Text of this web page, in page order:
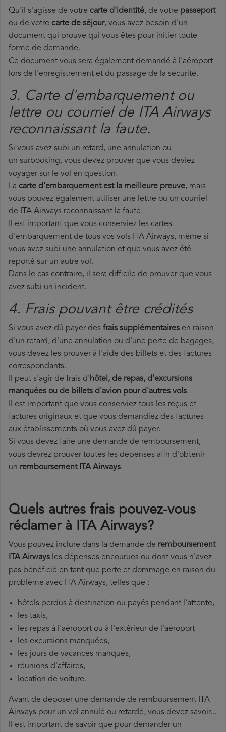
Qu'il s'agisse de votre carte d'identité, de votre passeport
ou de votre carte de séjour, vous avez besoin d'un
document qui prouve qui vous êtes pour initier toute
forme de demande.
Ce document vous sera également demandé à l'aéroport
lors de l'enregistrement et du passage de la sécurité.
3. Carte d'embarquement ou
lettre ou courriel de ITA Airways
reconnaissant la faute.
Si vous avez subi un retard, une annulation ou
un surbooking, vous devez prouver que vous deviez
voyager sur le vol en question.
La carte d'embarquement est la meilleure preuve, mais
vous pouvez également utiliser une lettre ou un courriel
de ITA Airways reconnaissant la faute.
Il est important que vous conserviez les cartes
d'embarquement de tous vos vols ITA Airways, même si
vous avez subi une annulation et que vous avez été
reporté sur un autre vol.
Dans le cas contraire, il sera difficile de prouver que vous
avez subi un incident.
4. Frais pouvant être crédités
Si vous avez dû payer des frais supplémentaires en raison
d'un retard, d'une annulation ou d'une perte de bagages,
vous devez les prouver à l'aide des billets et des factures
correspondants.
Il peut s'agir de frais d'hôtel, de repas, d'excursions
manquées ou de billets d'avion pour d'autres vols.
Il est important que vous conserviez tous les reçus et
factures originaux et que vous demandiez des factures
aux établissements où vous avez dû payer.
Si vous devez faire une demande de remboursement,
vous devrez prouver toutes les dépenses afin d'obtenir
un remboursement ITA Airways.
Quels autres frais pouvez-vous
réclamer à ITA Airways?
Vous pouvez inclure dans la demande de remboursement
ITA Airways les dépenses encourues ou dont vous n'avez
pas bénéficié en tant que perte et dommage en raison du
problème avec ITA Airways, telles que :
hôtels perdus à destination ou payés pendant l'attente,
les taxis,
les repas à l'aéroport ou à l'extérieur de l'aéroport
les excursions manquées,
les jours de vacances manqués,
réunions d'affaires,
location de voiture.
Avant de déposer une demande de remboursement ITA
Airways pour un vol annulé ou retardé, vous devez savoir...
Il est important de savoir que pour demander un